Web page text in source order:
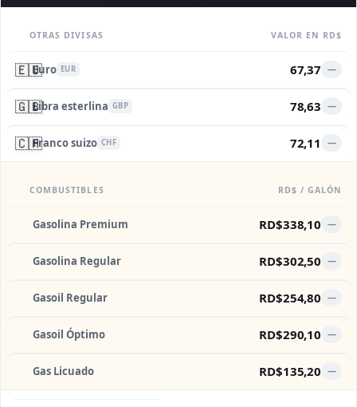
OTRAS DIVISAS VALOR EN RD$
🇪🇺Euro EUR 67,37 —
🇬🇧Libra esterlina GBP 78,63 —
🇨🇭Franco suizo CHF 72,11 —
COMBUSTIBLES RD$ / GALÓN
Gasolina Premium RD$338,10 —
Gasolina Regular RD$302,50 —
Gasoil Regular RD$254,80 —
Gasoil Óptimo RD$290,10 —
Gas Licuado RD$135,20 —